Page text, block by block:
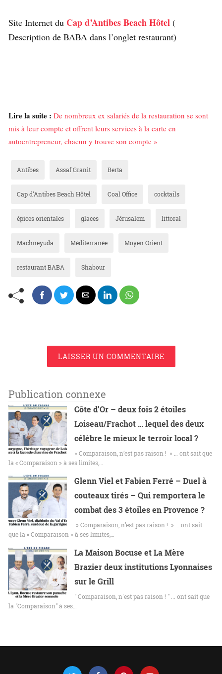
Site Internet du Cap d’Antibes Beach Hôtel (
Description de BABA dans l’onglet restaurant)
Lire la suite : De nombreux ex salariés de la restauration se sont
mis à leur compte et offrent leurs services à la carte en
autoentrepreneur, chacun y trouve son compte »
Antibes Assaf Granit Berta
Cap d'Antibes Beach Hôtel Coal Office cocktails
épices orientales glaces Jérusalem littoral
Machneyuda Méditerranée Moyen Orient
restaurant BABA Shabour
LAISSER UN COMMENTAIRE
Publication connexe
Côte d’Or – deux fois 2 étoiles
Loiseau/Frachot … lequel des deux
célèbre le mieux le terroir local ?
» Comparaison, n’est pas raison ! » … ont sait que
la « Comparaison » à ses limites,…
Glenn Viel et Fabien Ferré – Duel à
couteaux tirés – Qui remportera le
combat des 3 étoiles en Provence ?
» Comparaison, n’est pas raison ! » … ont sait
que la « Comparaison » à ses limites,…
La Maison Bocuse et La Mère
Brazier deux institutions Lyonnaises
sur le Grill
" Comparaison, n'est pas raison ! " ... ont sait que
la "Comparaison" à ses…